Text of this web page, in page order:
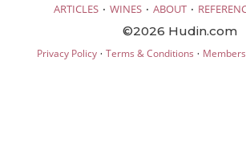
ARTICLES · WINES · ABOUT ·
©2026 Hudin.com
Privacy Policy· Terms & Conditions ·